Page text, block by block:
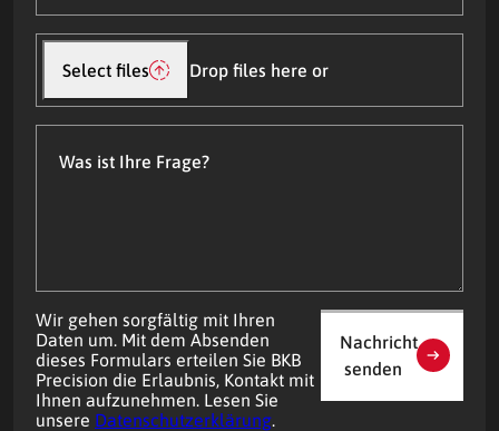
Datei(en)
hochladen
Drop files here or
Select files
Wir gehen sorgfältig mit Ihren
Daten um. Mit dem Absenden
dieses Formulars erteilen Sie BKB
Precision die Erlaubnis, Kontakt mit
Ihnen aufzunehmen. Lesen Sie
unsere Datenschutzerklärung.
Nachricht
senden